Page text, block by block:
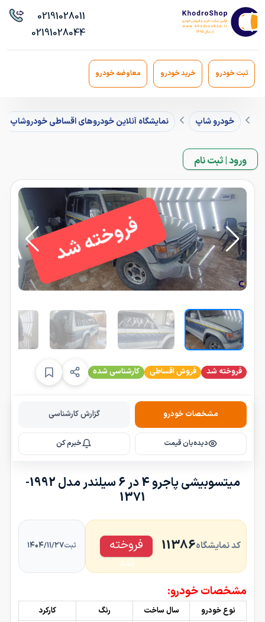
02191028011
02191028044
ثبت خودرو خرید خودرو معاوضه خودرو
خودرو شاپ نمایشگاه آنلاین خودروهای اقساطی خودروشاپ
ورود | ثبت نام
فروخته شد
فروخته شد فروش اقساطی کارشناسی شده
مشخصات خودرو گزارش کارشناسی
دیده‌بان قیمت خبرم کن
میتسوبیشی پاجرو 4 در 6 سیلندر مدل 1992-
1371
کد نمایشگاه11386
فروخته
شد
ثبت۱۴۰۴/۱۱/۲۷
مشخصات خودرو:
نوع خودرو سال ساخت رنگ
کارکرد